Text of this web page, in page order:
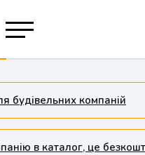
будівельних компаній
в каталог, це